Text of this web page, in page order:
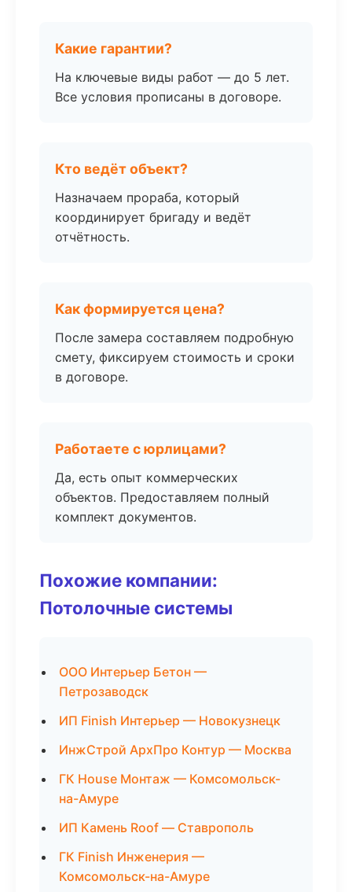
Какие гарантии?
На ключевые виды работ — до 5 лет.
Все условия прописаны в договоре.
Кто ведёт объект?
Назначаем прораба, который
координирует бригаду и ведёт
отчётность.
Как формируется цена?
После замера составляем подробную
смету, фиксируем стоимость и сроки
в договоре.
Работаете с юрлицами?
Да, есть опыт коммерческих
объектов. Предоставляем полный
комплект документов.
Похожие компании:
Потолочные системы
ООО Интерьер Бетон —
Петрозаводск
ИП Finish Интерьер — Новокузнецк
ИнжСтрой АрхПро Контур — Москва
ГК House Монтаж — Комсомольск-
на-Амуре
ИП Камень Roof — Ставрополь
ГК Finish Инженерия —
Комсомольск-на-Амуре